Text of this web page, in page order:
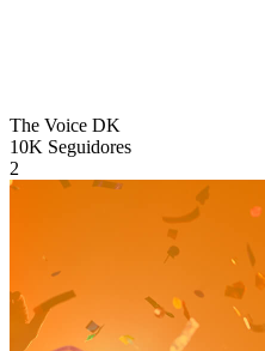
The Voice DK
10K Seguidores
2